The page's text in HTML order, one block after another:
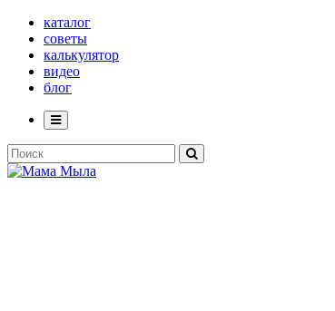
каталог
советы
калькулятор
видео
блог